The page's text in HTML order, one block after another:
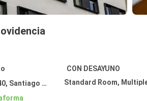
CON DESAYUNO
7500591
Standard Room,